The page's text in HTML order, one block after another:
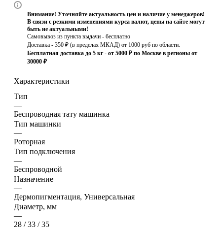
Внимание! Уточняйте актуальность цен и наличие у менеджеров!
В связи с резкими изменениями курса валют, цены на сайте могут
быть не актуальными!
Самовывоз из пункта выдачи - бесплатно
Доставка - 350 ₽ (в пределах МКАД) от 1000 руб по области.
Бесплатная доставка до 5 кг - от 5000 ₽ по Москве в регионы от
30000 ₽
Характеристики
Тип
—
Беспроводная тату машинка
Тип машинки
—
Роторная
Тип подключения
—
Беспроводной
Назначение
—
Дермопигментация, Универсальная
Диаметр, мм
—
28 / 33 / 35